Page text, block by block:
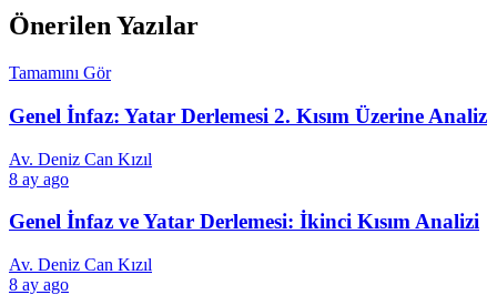
Önerilen Yazılar
Tamamını Gör
Genel İnfaz: Yatar Derlemesi 2. Kısım Üzerine Analiz
Av. Deniz Can Kızıl
8 ay ago
Genel İnfaz ve Yatar Derlemesi: İkinci Kısım Analizi
Av. Deniz Can Kızıl
8 ay ago